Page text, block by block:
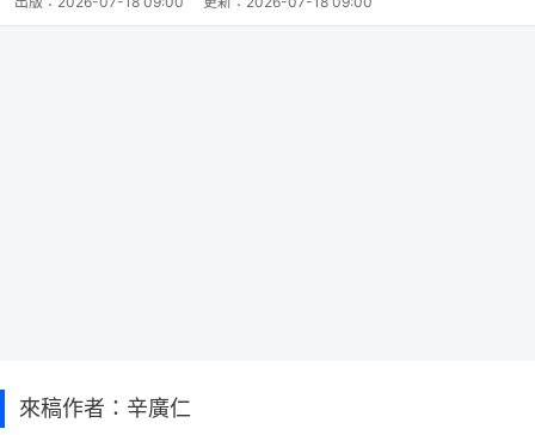
來稿作者：辛廣仁